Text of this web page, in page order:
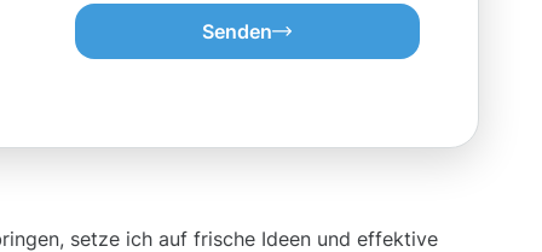
Senden
setze ich auf frische Ideen und effektive